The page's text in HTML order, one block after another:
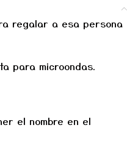
regalar a esa persona
para microondas.
el nombre en el